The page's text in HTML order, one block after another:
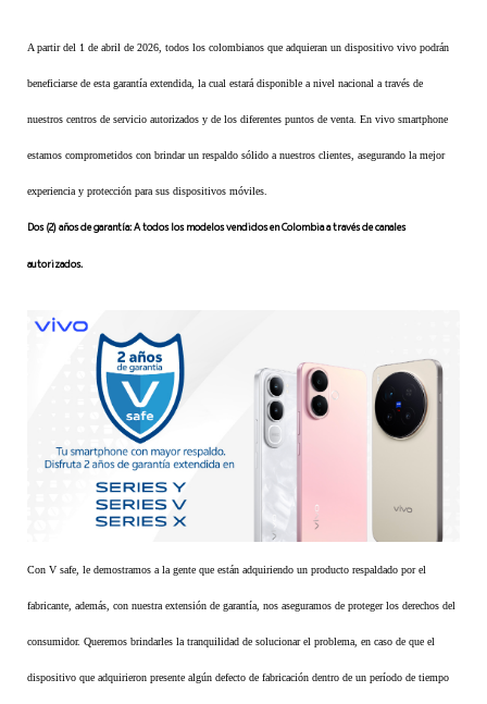
A partir del 1 de abril de 2026, todos los colombianos que adquieran un dispositivo vivo podrán
beneficiarse de esta garantía extendida, la cual estará disponible a nivel nacional a través de
nuestros centros de servicio autorizados y de los diferentes puntos de venta. En vivo smartphone
estamos comprometidos con brindar un respaldo sólido a nuestros clientes, asegurando la mejor
experiencia y protección para sus dispositivos móviles.
Dos (2) años de garantía: A todos los modelos vendidos en Colombia a través de canales
autorizados.
Con V safe, le demostramos a la gente que están adquiriendo un producto respaldado por el
fabricante, además, con nuestra extensión de garantía, nos aseguramos de proteger los derechos del
consumidor. Queremos brindarles la tranquilidad de solucionar el problema, en caso de que el
dispositivo que adquirieron presente algún defecto de fabricación dentro de un período de tiempo